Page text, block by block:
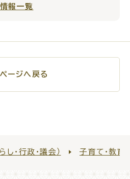
税金
防災
報一覧
ージへ戻る
し・行政・議会） 子育て・教育